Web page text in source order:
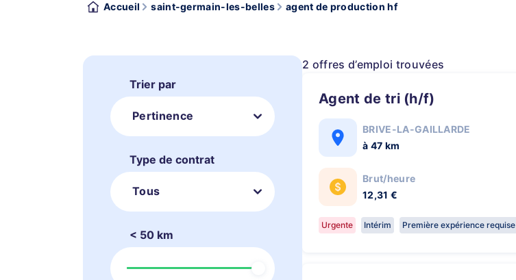
Accueil saint-germain-les-belles agent de production hf
Trier par
Pertinence
Type de contrat
Tous
< 50 km
2 offres d’emploi trouvées
Agent de tri (h/f)
BRIVE-LA-GAILLARDE
à 47 km
Brut/heure
12,31 €
Urgente Intérim Première expérience requise